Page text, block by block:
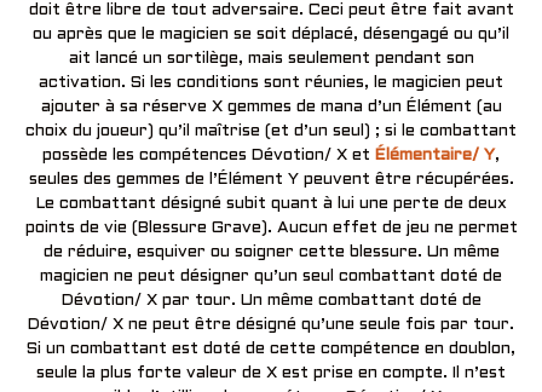
doit être libre de tout adversaire. Ceci peut être fait avant
ou après que le magicien se soit déplacé, désengagé ou qu’il
ait lancé un sortilège, mais seulement pendant son
activation. Si les conditions sont réunies, le magicien peut
ajouter à sa réserve X gemmes de mana d’un Élément (au
choix du joueur) qu’il maîtrise (et d’un seul) ; si le combattant
possède les compétences Dévotion/ X et Élémentaire/ Y,
seules des gemmes de l’Élément Y peuvent être récupérées.
Le combattant désigné subit quant à lui une perte de deux
points de vie (Blessure Grave). Aucun effet de jeu ne permet
de réduire, esquiver ou soigner cette blessure. Un même
magicien ne peut désigner qu’un seul combattant doté de
Dévotion/ X par tour. Un même combattant doté de
Dévotion/ X ne peut être désigné qu’une seule fois par tour.
Si un combattant est doté de cette compétence en doublon,
seule la plus forte valeur de X est prise en compte. Il n’est